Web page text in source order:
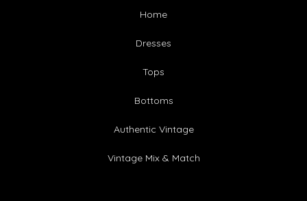
Home
Dresses
Tops
Bottoms
Authentic Vintage
Vintage Mix & Match